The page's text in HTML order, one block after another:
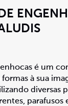
é um
à sua
diversas
parafusos